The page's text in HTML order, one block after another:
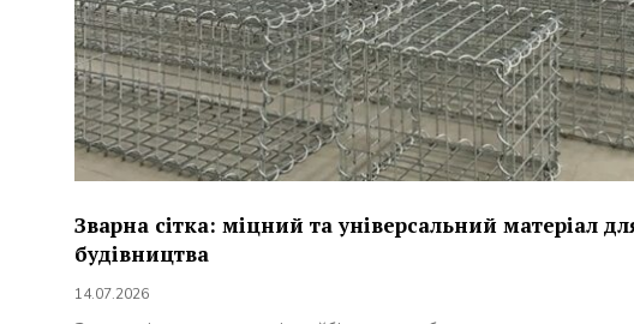
Зварна сітка: міцний та універсальний матеріал
будівництва
14.07.2026